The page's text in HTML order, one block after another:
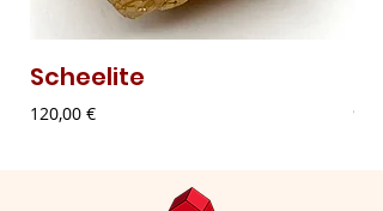
Scheelite
Preço
120,00 € 9,00